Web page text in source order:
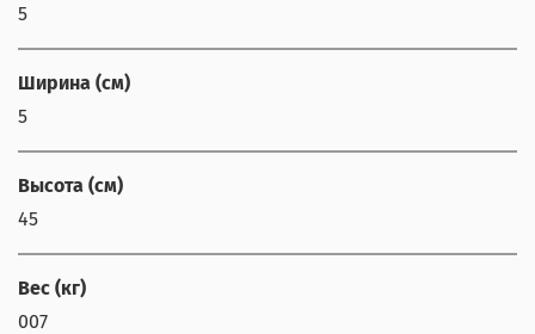
5
Ширина (см)
5
Высота (см)
45
Вес (кг)
007